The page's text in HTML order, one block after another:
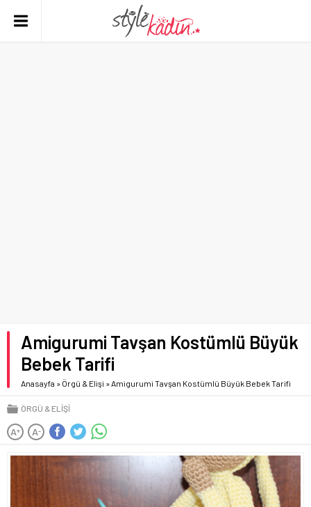
Amigurumi Tavşan Kostümlü Büyük
Bebek Tarifi
Anasayfa » Örgü & Elişi »Amigurumi Tavşan Kostümlü Büyük Bebek Tarifi
ÖRGÜ & ELIŞI
A+ A-